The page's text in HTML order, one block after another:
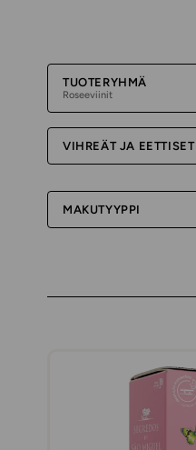
TUOTERYHMÄ
Roseeviinit
VIHREÄT JA EETTISET
MAKUTYYPPI